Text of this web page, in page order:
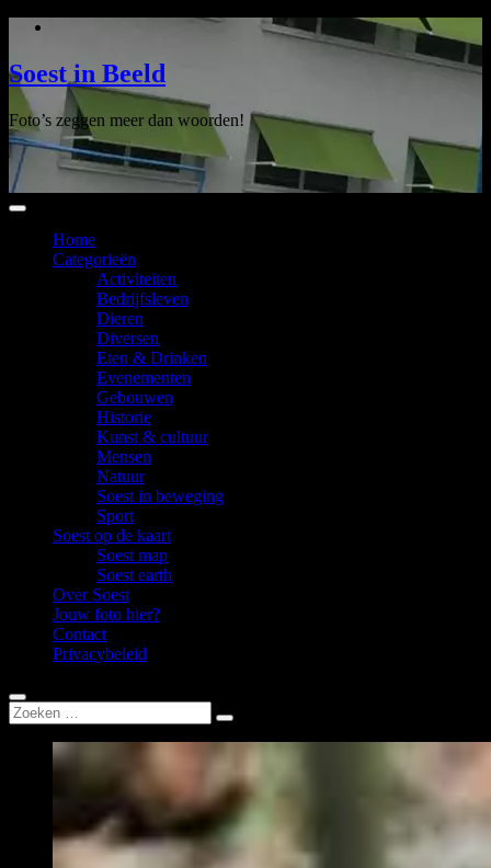
de
inhoud
Soest in Beeld
Foto’s zeggen meer dan woorden!
Home
Categorieën
Activiteiten
Bedrijfsleven
Dieren
Diversen
Eten & Drinken
Evenementen
Gebouwen
Historie
Kunst & cultuur
Mensen
Natuur
Soest in beweging
Sport
Soest op de kaart
Soest map
Soest earth
Over Soest
Jouw foto hier?
Contact
Privacybeleid